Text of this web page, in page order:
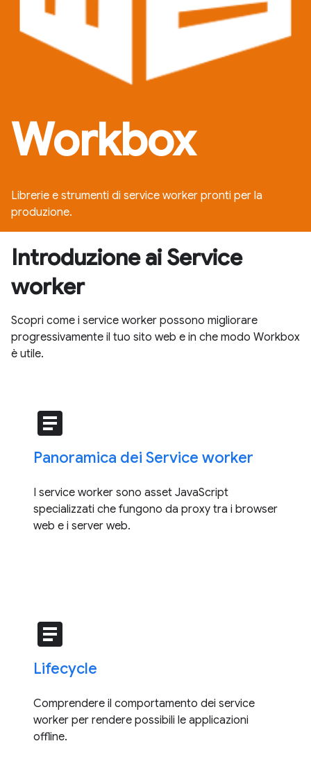
Workbox
Librerie e strumenti di service worker pronti per la
produzione.
Introduzione ai Service
worker
Scopri come i service worker possono migliorare
progressivamente il tuo sito web e in che modo Workbox
è utile.
article
Panoramica dei Service worker
I service worker sono asset JavaScript
specializzati che fungono da proxy tra i browser
web e i server web.
article
Lifecycle
Comprendere il comportamento dei service
worker per rendere possibili le applicazioni
offline.